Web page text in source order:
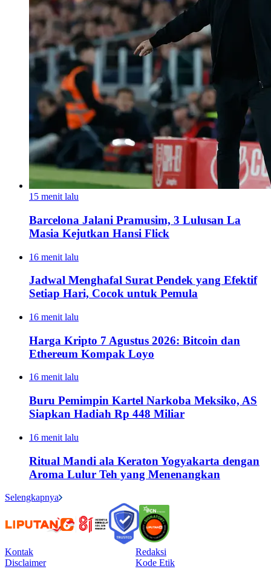
15 menit lalu
Barcelona Jalani Pramusim, 3 Lulusan La
Masia Kejutkan Hansi Flick
16 menit lalu
Jadwal Menghafal Surat Pendek yang Efektif
Setiap Hari, Cocok untuk Pemula
16 menit lalu
Harga Kripto 7 Agustus 2026: Bitcoin dan
Ethereum Kompak Loyo
16 menit lalu
Buru Pemimpin Kartel Narkoba Meksiko, AS
Siapkan Hadiah Rp 448 Miliar
16 menit lalu
Ritual Mandi ala Keraton Yogyakarta dengan
Aroma Lulur Teh yang Menenangkan
Selengkapnya
Kontak
Redaksi
Disclaimer
Kode Etik